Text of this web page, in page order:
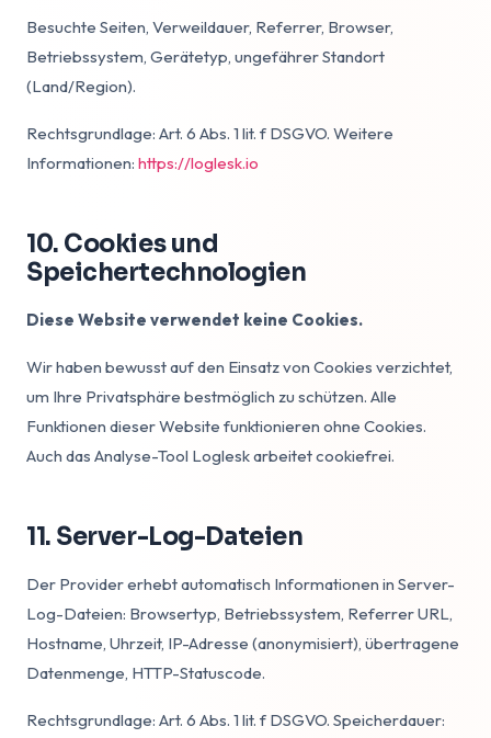
Besuchte Seiten, Verweildauer, Referrer, Browser,
Betriebssystem, Gerätetyp, ungefährer Standort
(Land/Region).
Rechtsgrundlage: Art. 6 Abs. 1 lit. f DSGVO. Weitere
Informationen: https://loglesk.io
10. Cookies und
Speichertechnologien
Diese Website verwendet keine Cookies.
Wir haben bewusst auf den Einsatz von Cookies verzichtet,
um Ihre Privatsphäre bestmöglich zu schützen. Alle
Funktionen dieser Website funktionieren ohne Cookies.
Auch das Analyse-Tool Loglesk arbeitet cookiefrei.
11. Server-Log-Dateien
Der Provider erhebt automatisch Informationen in Server-
Log-Dateien: Browsertyp, Betriebssystem, Referrer URL,
Hostname, Uhrzeit, IP-Adresse (anonymisiert), übertragene
Datenmenge, HTTP-Statuscode.
Rechtsgrundlage: Art. 6 Abs. 1 lit. f DSGVO. Speicherdauer: